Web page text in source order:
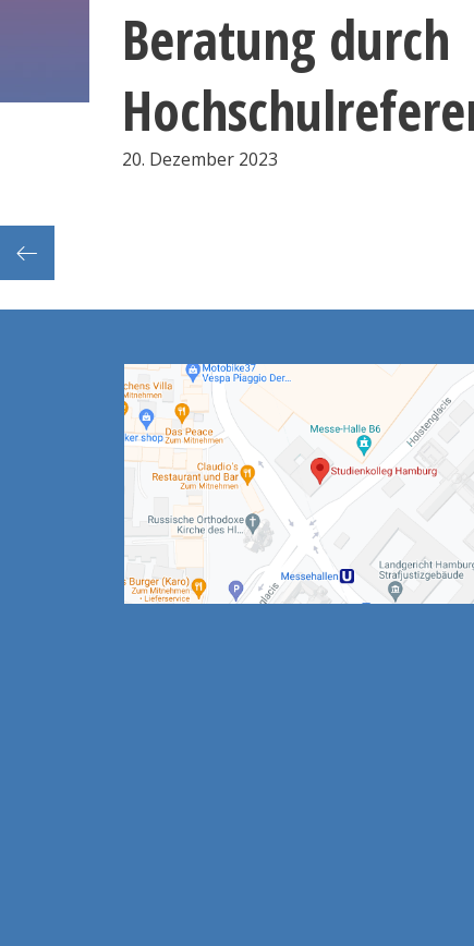
Fortbildung Moodle II: Gliederung der Abschnitte, Bereitstellung von Arbeitsmaterialien, Kommunikation mit Kursteilnehmern I (Schwerpunkt: Mitteilungen, Forum) (He)
Beratung durch
20. Dezember 2023